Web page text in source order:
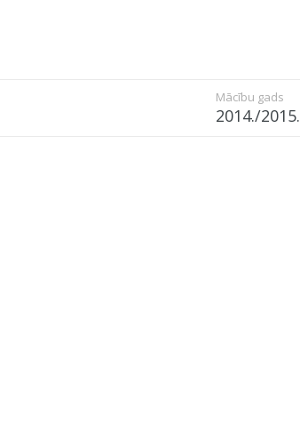
Mācību gads
2014./2015.